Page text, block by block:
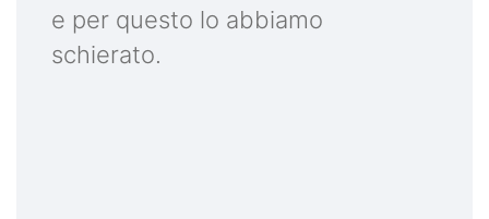
e per questo lo abbiamo
schierato.